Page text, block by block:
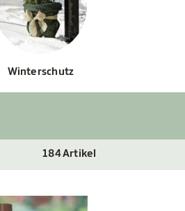
Winterschutz
184Artikel